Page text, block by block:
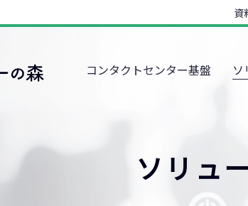
資
コンタクトセンター基盤 ソ
ソリュ